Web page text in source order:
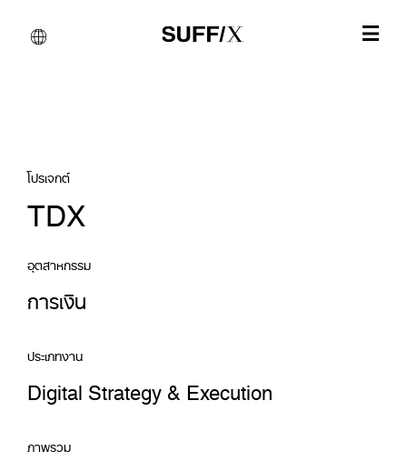
โปรเจกต์
TDX
อุตสาหกรรม
การเงิน
ประเภทงาน
Digital Strategy & Execution
ภาพรวม